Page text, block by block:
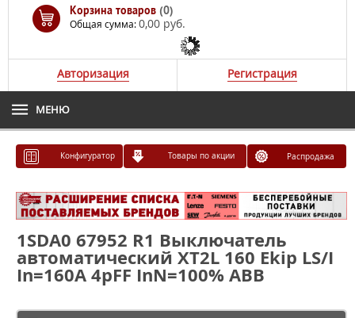
Корзина товаров (0)
Общая сумма:0,00 руб.
Авторизация Регистрация
МЕНЮ
Конфигуратор Товары по акции Распродажа
1SDA0 67952 R1 Выключатель
автоматический XT2L 160 Ekip LS/I
In=160A 4pFF InN=100% ABB